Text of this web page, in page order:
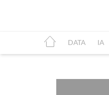
DATA IA